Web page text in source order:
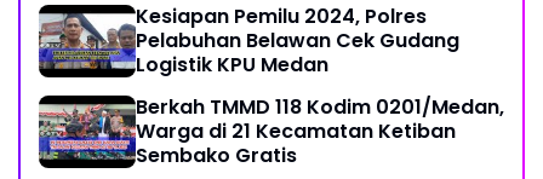
Kesiapan Pemilu 2024, Polres
Pelabuhan Belawan Cek Gudang
Logistik KPU Medan
Berkah TMMD 118 Kodim 0201/Medan,
Warga di 21 Kecamatan Ketiban
Sembako Gratis